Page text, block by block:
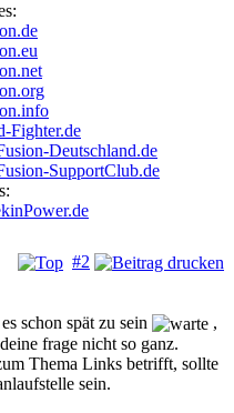
Fighter.de
Deutschland.de
SupportClub.de
#2
schon spät zu sein
,
frage nicht so ganz.
Thema Links betrifft, sollte
sein.